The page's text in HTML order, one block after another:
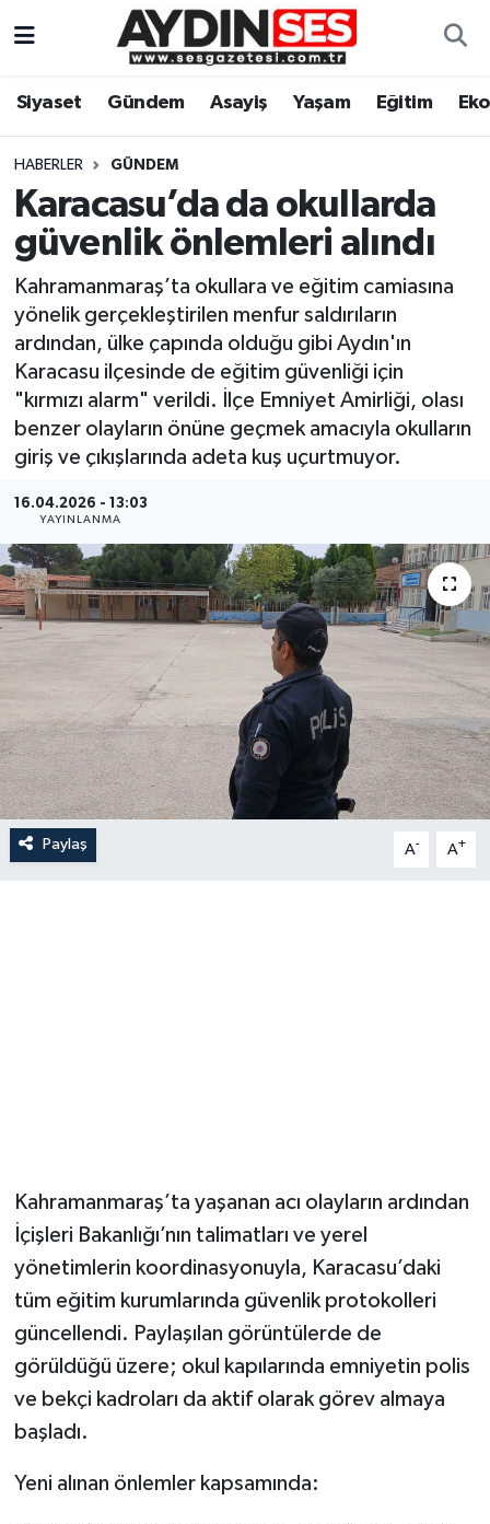
Siyaset Gündem Asayiş Yaşam Eğitim
HABERLER GÜNDEM
Karacasu’da da okullarda
güvenlik önlemleri alındı
Kahramanmaraş’ta okullara ve eğitim camiasına
yönelik gerçekleştirilen menfur saldırıların
ardından, ülke çapında olduğu gibi Aydın'ın
Karacasu ilçesinde de eğitim güvenliği için
"kırmızı alarm" verildi. İlçe Emniyet Amirliği, olası
benzer olayların önüne geçmek amacıyla okulların
giriş ve çıkışlarında adeta kuş uçurtmuyor.
16.04.2026 - 13:03
YAYINLANMA
Paylaş A- A+
Kahramanmaraş’ta yaşanan acı olayların ardından
İçişleri Bakanlığı’nın talimatları ve yerel
yönetimlerin koordinasyonuyla, Karacasu’daki
tüm eğitim kurumlarında güvenlik protokolleri
güncellendi. Paylaşılan görüntülerde de
görüldüğü üzere; okul kapılarında emniyetin polis
ve bekçi kadroları da aktif olarak görev almaya
başladı. ​
​Yeni alınan önlemler kapsamında:
Gündem
Siyaset
Ekonomi
Yaşam
Eğitim
Kültür Sanat
Spor
Aydın Hava Durumu
Aydin Namaz Vakitleri
Aydın Trafik Yoğunluk Haritası
Süper Lig Puan Durumu ve Fikstür
Tüm Manşetler
Son Dakika Haberleri
Haber Arşivi